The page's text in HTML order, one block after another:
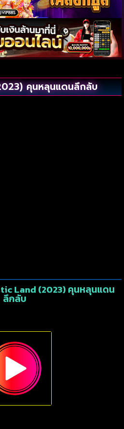
คุนหลุนแดนลึกลับ
Land (2023) คุนหลุนแดน
ลึกลับ